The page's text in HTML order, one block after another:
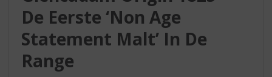
De Eerste ‘Non Age
Statement Malt’ In De
Range